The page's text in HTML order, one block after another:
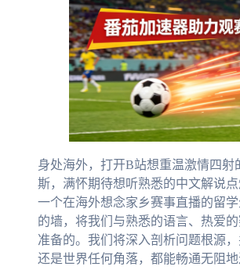
身处海外，打开B站想重温激情四
斯，满怀期待想听熟悉的中文解说
一个在海外想念家乡赛事直播的留
的墙，将我们与熟悉的语言、热爱
准备的。我们将深入剖析问题根源
还是世界任何角落，都能畅通无阻